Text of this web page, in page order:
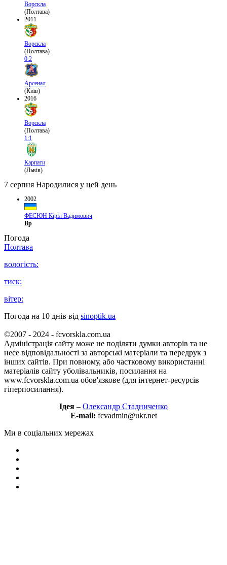
Ворскла
(Полтава)
2011
Ворскла
(Полтава)
0:2
Арсенал
(Київ)
2016
Ворскла
(Полтава)
1:1
Карпати
(Львів)
7 серпня Народилися у цей день
2002
ФЕСЮН Кіріл Вадимович
Вр
Погода
Полтава
вологість:
тиск:
вітер:
Погода на 10 днів від sinoptik.ua
©2007 - 2024 - fcvorskla.com.ua
Адміністрація сайту може не поділяти думки авторів та не
несе відповідальності за авторські матеріали та передрук з
інших сайтів. При повному, або частковому використанні
матеріалів сайту уболівальників, посилання на
www.fcvorskla.com.ua обов'язкове (для інтернет-ресурсів
гіперпосилання).
Ідея – Олександр Стадниченко
E-mail: fcvadmin@ukr.net
Ми в соціальних мережах